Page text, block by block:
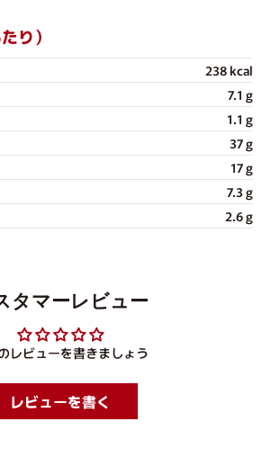
り）
238 kcal
7.1 g
1.1 g
37 g
17 g
7.3 g
2.6 g
タマーレビュー
レビューを書きましょう
レビューを書く